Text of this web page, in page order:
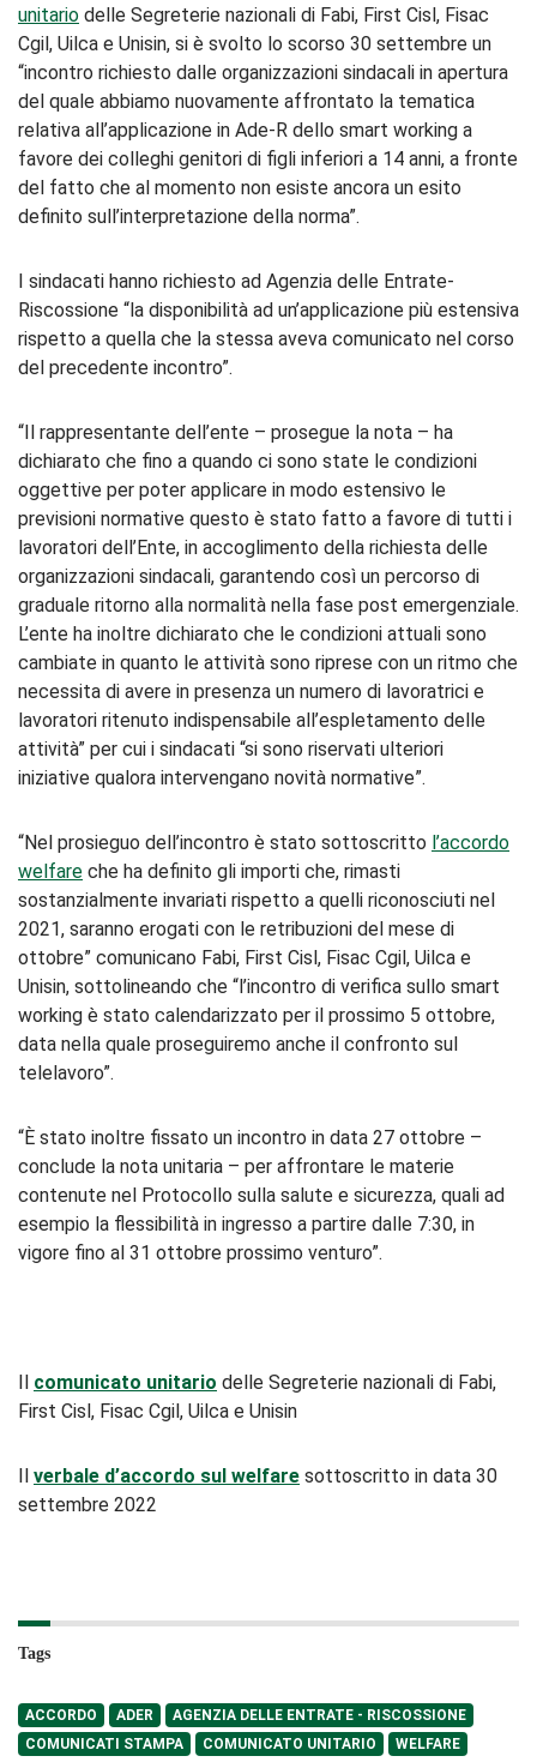
unitario delle Segreterie nazionali di Fabi, First Cisl, Fisac
Cgil, Uilca e Unisin, si è svolto lo scorso 30 settembre un
“incontro richiesto dalle organizzazioni sindacali in apertura
del quale abbiamo nuovamente affrontato la tematica
relativa all’applicazione in Ade-R dello smart working a
favore dei colleghi genitori di figli inferiori a 14 anni, a fronte
del fatto che al momento non esiste ancora un esito
definito sull’interpretazione della norma”.
I sindacati hanno richiesto ad Agenzia delle Entrate-
Riscossione “la disponibilità ad un’applicazione più estensiva
rispetto a quella che la stessa aveva comunicato nel corso
del precedente incontro”.
“Il rappresentante dell’ente – prosegue la nota – ha
dichiarato che fino a quando ci sono state le condizioni
oggettive per poter applicare in modo estensivo le
previsioni normative questo è stato fatto a favore di tutti i
lavoratori dell’Ente, in accoglimento della richiesta delle
organizzazioni sindacali, garantendo così un percorso di
graduale ritorno alla normalità nella fase post emergenziale.
L’ente ha inoltre dichiarato che le condizioni attuali sono
cambiate in quanto le attività sono riprese con un ritmo che
necessita di avere in presenza un numero di lavoratrici e
lavoratori ritenuto indispensabile all’espletamento delle
attività” per cui i sindacati “si sono riservati ulteriori
iniziative qualora intervengano novità normative”.
“Nel prosieguo dell’incontro è stato sottoscritto l’accordo
welfare che ha definito gli importi che, rimasti
sostanzialmente invariati rispetto a quelli riconosciuti nel
2021, saranno erogati con le retribuzioni del mese di
ottobre” comunicano Fabi, First Cisl, Fisac Cgil, Uilca e
Unisin, sottolineando che “l’incontro di verifica sullo smart
working è stato calendarizzato per il prossimo 5 ottobre,
data nella quale proseguiremo anche il confronto sul
telelavoro”.
“È stato inoltre fissato un incontro in data 27 ottobre –
conclude la nota unitaria – per affrontare le materie
contenute nel Protocollo sulla salute e sicurezza, quali ad
esempio la flessibilità in ingresso a partire dalle 7:30, in
vigore fino al 31 ottobre prossimo venturo”.
Il comunicato unitario delle Segreterie nazionali di Fabi,
First Cisl, Fisac Cgil, Uilca e Unisin
Il verbale d’accordo sul welfare sottoscritto in data 30
settembre 2022
Tags
ACCORDO ADER
AGENZIA DELLE ENTRATE - RISCOSSIONE
COMUNICATI STAMPA
COMUNICATO UNITARIO WELFARE